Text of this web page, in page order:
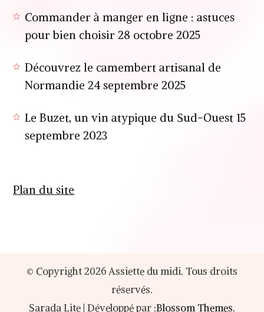
Commander à manger en ligne : astuces
pour bien choisir 28 octobre 2025
Découvrez le camembert artisanal de
Normandie 24 septembre 2025
Le Buzet, un vin atypique du Sud-Ouest 15
septembre 2023
Plan du site
© Copyright 2026Assiette du midi. Tous droits
réservés.
Sarada Lite | Développé par :Blossom Themes.